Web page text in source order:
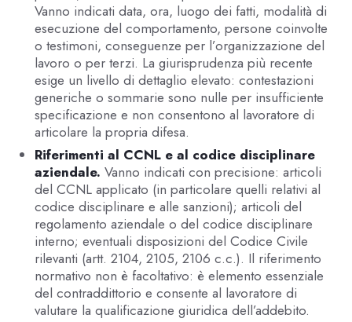
Vanno indicati data, ora, luogo dei fatti, modalità di
esecuzione del comportamento, persone coinvolte
o testimoni, conseguenze per l’organizzazione del
lavoro o per terzi. La giurisprudenza più recente
esige un livello di dettaglio elevato: contestazioni
generiche o sommarie sono nulle per insufficiente
specificazione e non consentono al lavoratore di
articolare la propria difesa.
Riferimenti al CCNL e al codice disciplinare
aziendale. Vanno indicati con precisione: articoli
del CCNL applicato (in particolare quelli relativi al
codice disciplinare e alle sanzioni); articoli del
regolamento aziendale o del codice disciplinare
interno; eventuali disposizioni del Codice Civile
rilevanti (artt. 2104, 2105, 2106 c.c.). Il riferimento
normativo non è facoltativo: è elemento essenziale
del contraddittorio e consente al lavoratore di
valutare la qualificazione giuridica dell’addebito.